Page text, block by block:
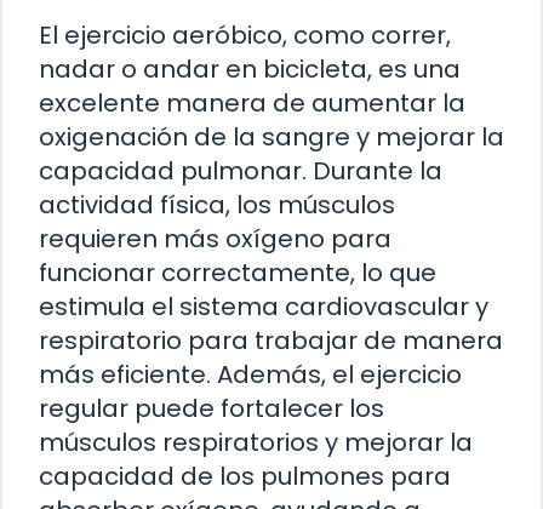
El ejercicio aeróbico, como correr,
nadar o andar en bicicleta, es una
excelente manera de aumentar la
oxigenación de la sangre y mejorar la
capacidad pulmonar. Durante la
actividad física, los músculos
requieren más oxígeno para
funcionar correctamente, lo que
estimula el sistema cardiovascular y
respiratorio para trabajar de manera
más eficiente. Además, el ejercicio
regular puede fortalecer los
músculos respiratorios y mejorar la
capacidad de los pulmones para